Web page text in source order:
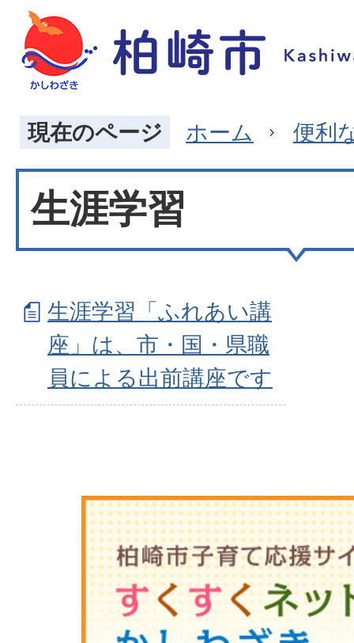
現在のページ ホーム 便利
生涯学習
生涯学習「ふれあい講
座」は、市・国・県職
員による出前講座です